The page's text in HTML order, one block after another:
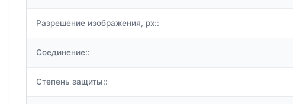
Разрешение изображения, px::
Соединение::
Степень защиты::